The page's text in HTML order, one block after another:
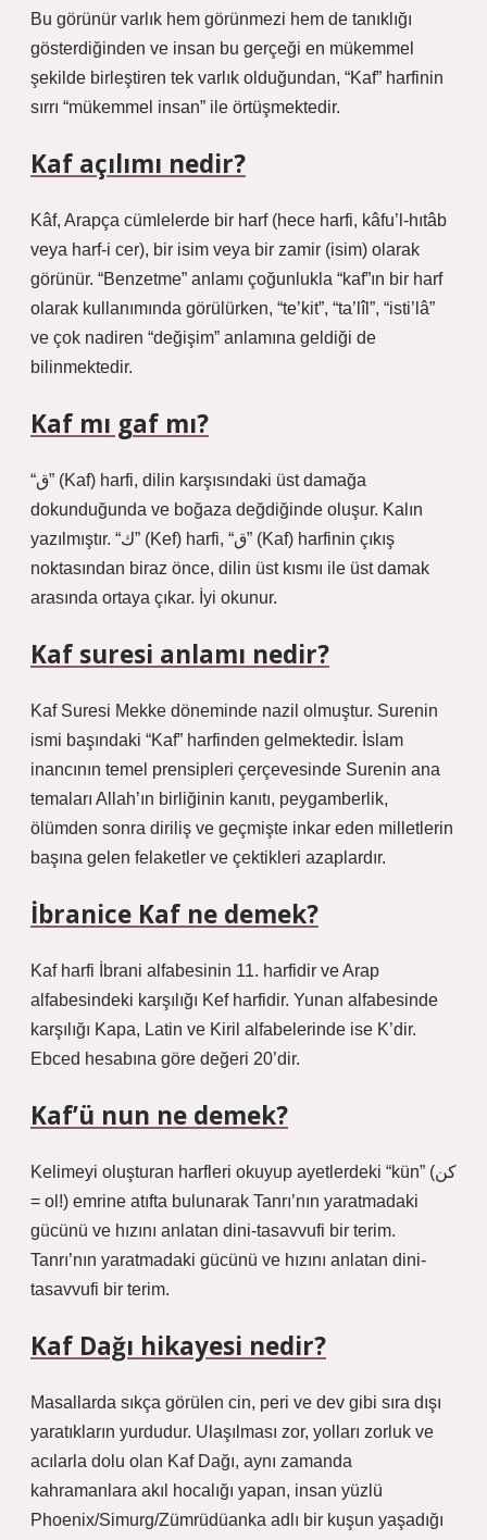
Bu görünür varlık hem görünmezi hem de tanıklığı
gösterdiğinden ve insan bu gerçeği en mükemmel
şekilde birleştiren tek varlık olduğundan, “Kaf” harfinin
sırrı “mükemmel insan” ile örtüşmektedir.
Kaf açılımı nedir?
Kâf, Arapça cümlelerde bir harf (hece harfi, kâfu’l-hıtâb
veya harf-i cer), bir isim veya bir zamir (isim) olarak
görünür. “Benzetme” anlamı çoğunlukla “kaf”ın bir harf
olarak kullanımında görülürken, “te’kit”, “ta’lîl”, “isti’lâ”
ve çok nadiren “değişim” anlamına geldiği de
bilinmektedir.
Kaf mı gaf mı?
“ق” (Kaf) harfi, dilin karşısındaki üst damağa
dokunduğunda ve boğaza değdiğinde oluşur. Kalın
yazılmıştır. “ك” (Kef) harfi, “ق” (Kaf) harfinin çıkış
noktasından biraz önce, dilin üst kısmı ile üst damak
arasında ortaya çıkar. İyi okunur.
Kaf suresi anlamı nedir?
Kaf Suresi Mekke döneminde nazil olmuştur. Surenin
ismi başındaki “Kaf” harfinden gelmektedir. İslam
inancının temel prensipleri çerçevesinde Surenin ana
temaları Allah’ın birliğinin kanıtı, peygamberlik,
ölümden sonra diriliş ve geçmişte inkar eden milletlerin
başına gelen felaketler ve çektikleri azaplardır.
İbranice Kaf ne demek?
Kaf harfi İbrani alfabesinin 11. harfidir ve Arap
alfabesindeki karşılığı Kef harfidir. Yunan alfabesinde
karşılığı Kapa, ​​Latin ve Kiril alfabelerinde ise K’dir.
Ebced hesabına göre değeri 20’dir.
Kaf’ü nun ne demek?
Kelimeyi oluşturan harfleri okuyup ayetlerdeki “kün” (كن
= ol!) emrine atıfta bulunarak Tanrı’nın yaratmadaki
gücünü ve hızını anlatan dini-tasavvufi bir terim.
Tanrı’nın yaratmadaki gücünü ve hızını anlatan dini-
tasavvufi bir terim.
Kaf Dağı hikayesi nedir?
Masallarda sıkça görülen cin, peri ve dev gibi sıra dışı
yaratıkların yurdudur. Ulaşılması zor, yolları zorluk ve
acılarla dolu olan Kaf Dağı, aynı zamanda
kahramanlara akıl hocalığı yapan, insan yüzlü
Phoenix/Simurg/Zümrüdüanka adlı bir kuşun yaşadığı